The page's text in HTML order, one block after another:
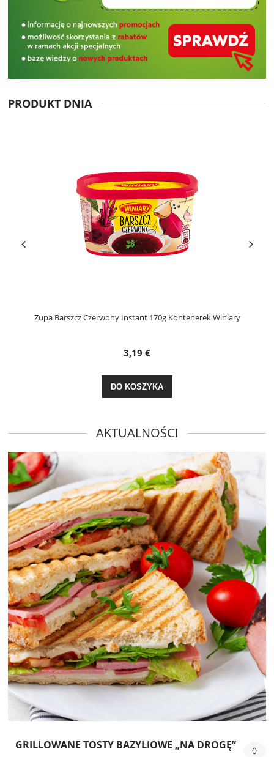
PRODUKT DNIA
Zupa Barszcz Czerwony Instant 170g Kontenerek Winiary
3,19 €
DO KOSZYKA
GRILLOWANE TOSTY BAZYLIOWE „NA DROGĘ” 0